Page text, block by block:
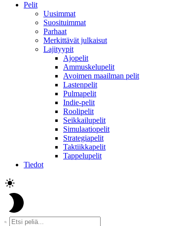
Pelit
Uusimmat
Suosituimmat
Parhaat
Merkittävät julkaisut
Lajityypit
Ajopelit
Ammuskelupelit
Avoimen maailman pelit
Lastenpelit
Pulmapelit
Indie-pelit
Roolipelit
Seikkailupelit
Simulaatiopelit
Strategiapelit
Taktiikkapelit
Tappelupelit
Tiedot